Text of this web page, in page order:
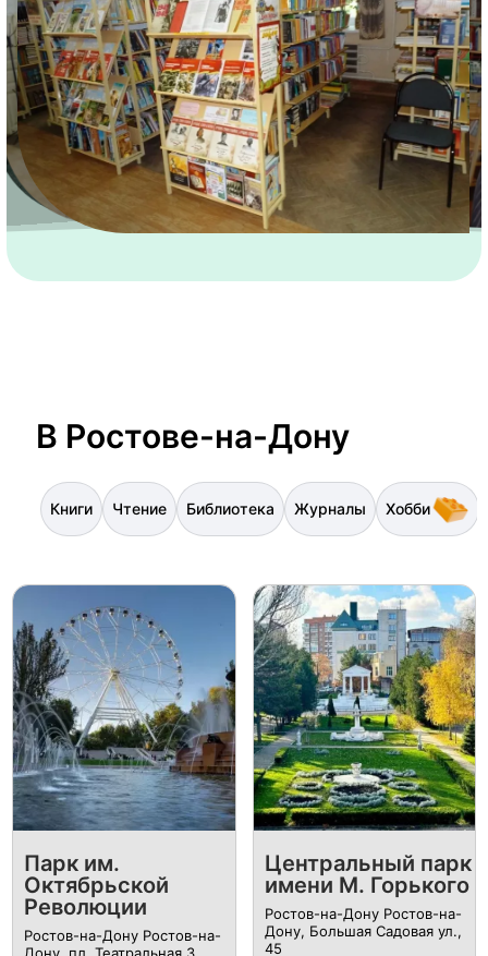
В Ростове-на-Дону
Книги Чтение Библиотека Журналы Хобби
Парк им.
Октябрьской
Революции
Ростов-на-Дону Ростов-на-
Центральный парк
имени М. Горького
Ростов-на-Дону Ростов-на-
Дону, Большая Садовая ул.,
45